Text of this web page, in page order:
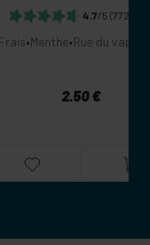
4.7/5 (772
Frais•Menthe•Rue du
2.50 €